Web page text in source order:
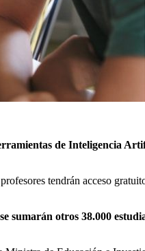
de Inteligencia
tendrán acceso
sumarán otros 38.000